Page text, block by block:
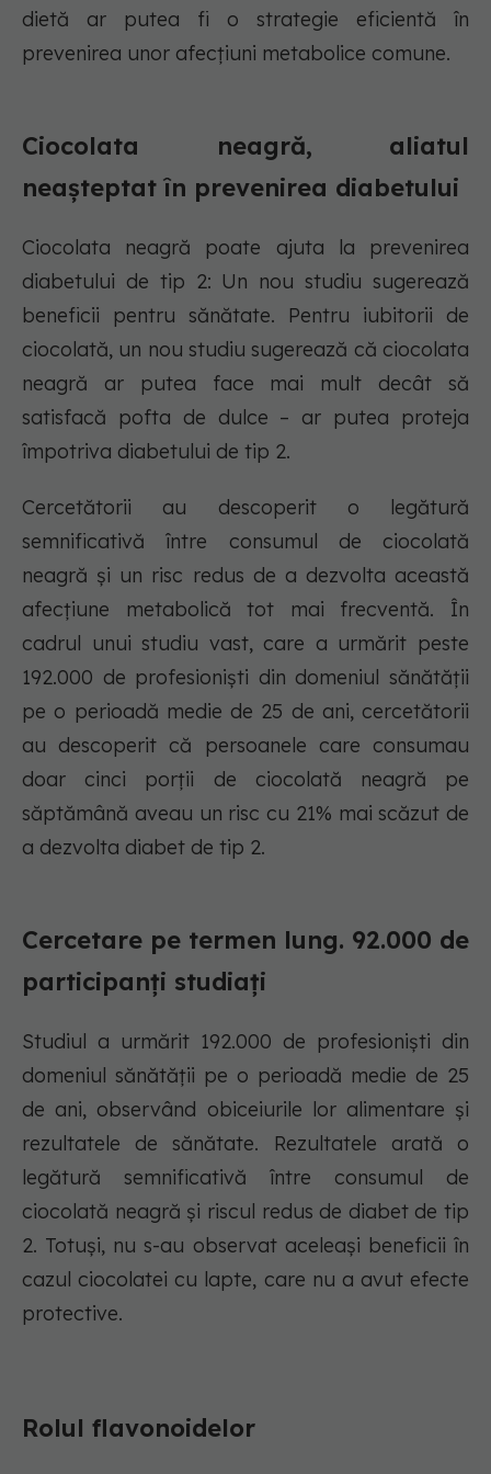
dietă ar putea fi o strategie eficientă în
prevenirea unor afecțiuni metabolice comune.
Ciocolata neagră, aliatul
neașteptat în prevenirea diabetului
Ciocolata neagră poate ajuta la prevenirea
diabetului de tip 2: Un nou studiu sugerează
beneficii pentru sănătate. Pentru iubitorii de
ciocolată, un nou studiu sugerează că ciocolata
neagră ar putea face mai mult decât să
satisfacă pofta de dulce – ar putea proteja
împotriva diabetului de tip 2.
Cercetătorii au descoperit o legătură
semnificativă între consumul de ciocolată
neagră și un risc redus de a dezvolta această
afecțiune metabolică tot mai frecventă. În
cadrul unui studiu vast, care a urmărit peste
192.000 de profesioniști din domeniul sănătății
pe o perioadă medie de 25 de ani, cercetătorii
au descoperit că persoanele care consumau
doar cinci porții de ciocolată neagră pe
săptămână aveau un risc cu 21% mai scăzut de
a dezvolta diabet de tip 2.
Cercetare pe termen lung. 92.000 de
participanți studiați
Studiul a urmărit 192.000 de profesioniști din
domeniul sănătății pe o perioadă medie de 25
de ani, observând obiceiurile lor alimentare și
rezultatele de sănătate. Rezultatele arată o
legătură semnificativă între consumul de
ciocolată neagră și riscul redus de diabet de tip
2. Totuși, nu s-au observat aceleași beneficii în
cazul ciocolatei cu lapte, care nu a avut efecte
protective.
Rolul flavonoidelor